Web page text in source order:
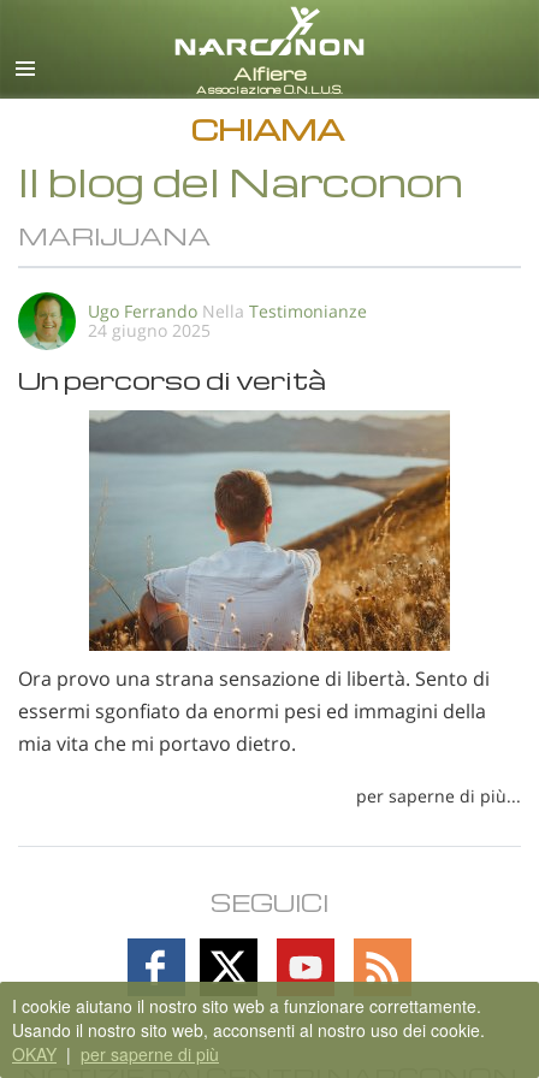
italiano
CHIAMA
Il blog del Narconon
MARIJUANA
Ugo Ferrando Nella Testimonianze
24 giugno 2025
Un percorso di verità
Ora provo una strana sensazione di libertà. Sento di
essermi sgonfiato da enormi pesi ed immagini della
mia vita che mi portavo dietro.
per saperne di più...
SEGUICI
Follow
on
Facebook
Follow
on
X
Follow
on
YouTube
Follow
on
RSS
I cookie aiutano il nostro sito web a funzionare correttamente.
Usando il nostro sito web, acconsenti al nostro uso dei cookie.
OKAY | per saperne di più